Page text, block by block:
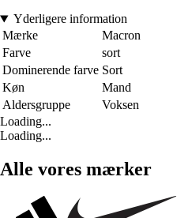
Yderligere information
Mærke
Macron
Farve
sort
Dominerende farve Sort
Køn
Mand
Aldersgruppe
Voksen
Loading...
Loading...
Alle vores mærker